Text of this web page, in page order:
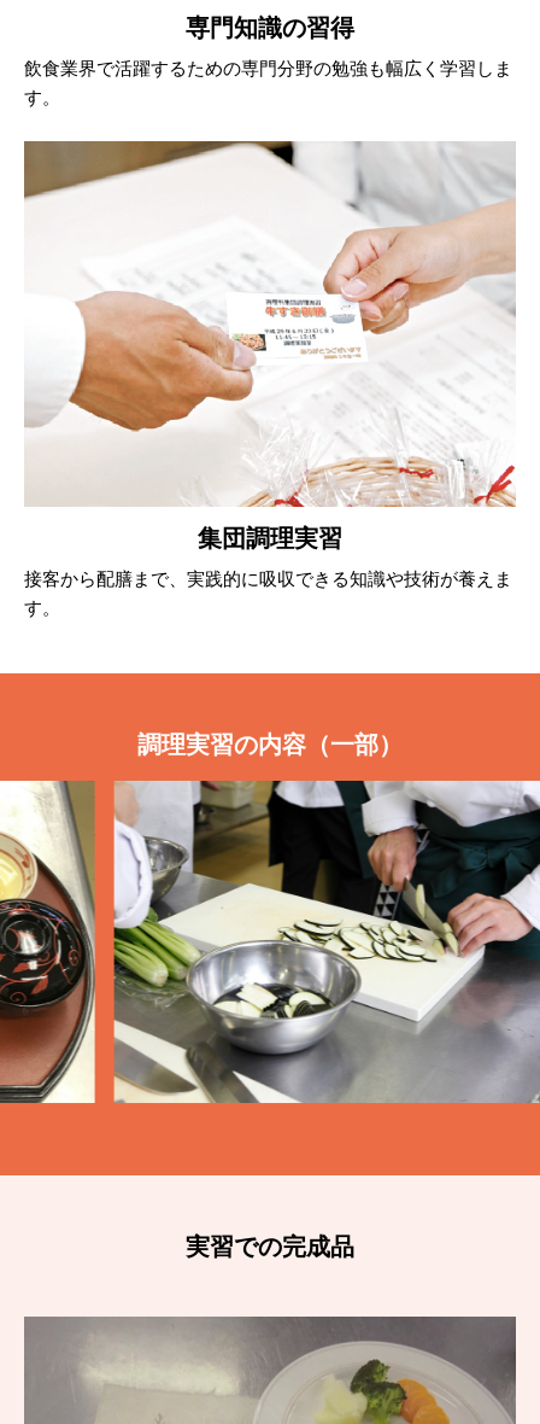
専門知識の習得
飲食業界で活躍するための専門分野の勉強も幅広く学習しま
す。
集団調理実習
接客から配膳まで、実践的に吸収できる知識や技術が養えま
す。
調理実習の内容（一部）
実習での完成品